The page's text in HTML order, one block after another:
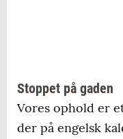
Stoppet på gaden
Vores ophold er
der på engelsk